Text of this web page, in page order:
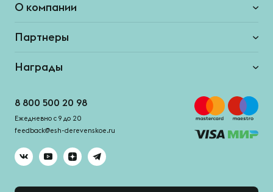
О компании
Партнеры
Награды
8 800 500 20 98
Ежедневно с 9 до 20
feedback@esh-derevenskoe.ru